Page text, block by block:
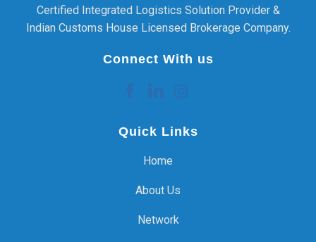
Certified Integrated Logistics Solution Provider &
Indian Customs House Licensed Brokerage Company.
Connect With us
Quick Links
Home
About Us
Network